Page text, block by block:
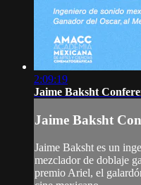
2:09:19
Jaime Baksht
Jaime Baksht
Jaime Baksht es un
mezclador de doblaje
premio Ariel, el